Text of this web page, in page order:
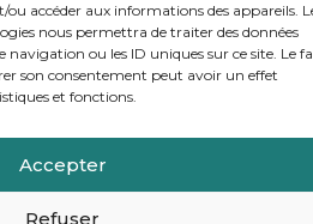
ou accéder aux informations des appareils.
nous permettra de traiter des données
navigation ou les ID uniques sur ce site. Le
son consentement peut avoir un effet
et fonctions.
Accepter
Refuser